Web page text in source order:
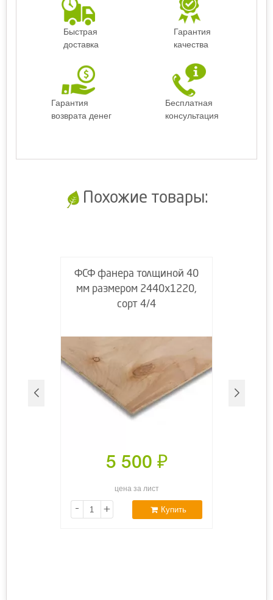
Быстрая
доставка
Гарантия
качества
Гарантия
возврата денег
Бесплатная
консультация
Похожие товары:
ФСФ фанера толщиной 40
мм размером 2440х1220,
сорт 4/4
5 500 ₽
цена за лист
- + Купить